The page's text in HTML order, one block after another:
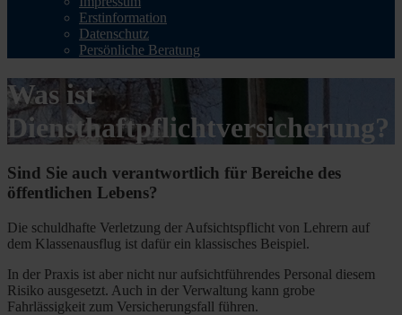
Erstinformation
Datenschutz
Persönliche Beratung
Was ist
Diensthaftpflichtversicherung?
Sind Sie auch verantwortlich für Bereiche des
öffentlichen Lebens?
Die schuldhafte Verletzung der Aufsichtspflicht von Lehrern auf
dem Klassenausflug ist dafür ein klassisches Beispiel.
In der Praxis ist aber nicht nur aufsichtführendes Personal diesem
Risiko ausgesetzt. Auch in der Verwaltung kann grobe
Fahrlässigkeit zum Versicherungsfall führen.